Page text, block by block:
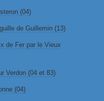
(04)
de Guillemin (13)
de Fer par le Vieux
Verdon (04 et 83)
(04)